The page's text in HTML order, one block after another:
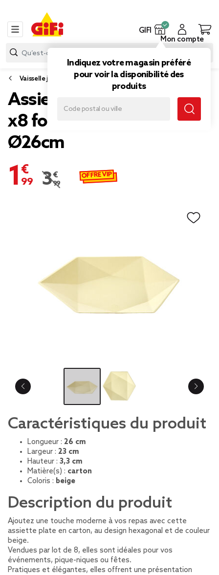
GIFI
Indiquez votre magasin préféré
pour voir la disponibilité des
produits
Mon compte
Vaisselle jetable et réutilisable
Assiette plate en carton
x8 forme hexagonal beige
Ø26cm
1,99 €
Prix remisé de 3,99 € à 1,99 €
3,99 € OFFRE VIP
Caractéristiques du produit
Longueur : 26 cm
Largeur : 23 cm
Hauteur : 3,3 cm
Matière(s) : carton
Coloris : beige
Description du produit
Ajoutez une touche moderne à vos repas avec cette
assiette plate en carton, au design hexagonal et de couleur
beige.
Vendues par lot de 8, elles sont idéales pour vos
événements, pique-niques ou fêtes.
Pratiques et élégantes, elles offrent une présentation